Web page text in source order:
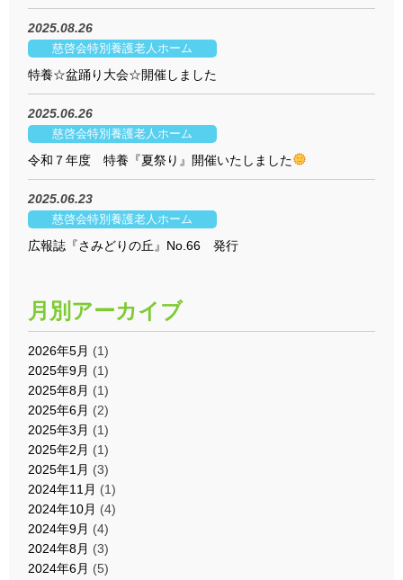
2025.08.26
慈啓会特別養護老人ホーム
特養☆盆踊り大会☆開催しました
2025.06.26
慈啓会特別養護老人ホーム
令和７年度 特養『夏祭り』開催いたしました
2025.06.23
慈啓会特別養護老人ホーム
広報誌『さみどりの丘』No.66 発行
月別アーカイブ
2026年5月 (1)
2025年9月 (1)
2025年8月 (1)
2025年6月 (2)
2025年3月 (1)
2025年2月 (1)
2025年1月 (3)
2024年11月 (1)
2024年10月 (4)
2024年9月 (4)
2024年8月 (3)
2024年6月 (5)